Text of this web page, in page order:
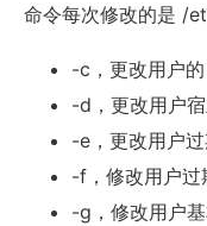
命令每次修改的是 /
-c，更改用户
-d，更改用户
-e，更改用户
-f，修改用户过
-g，修改用户